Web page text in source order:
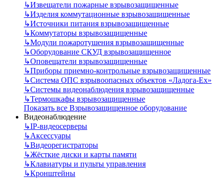
↳Извещатели пожарные взрывозащищенные
↳Изделия коммутационные взрывозащищенные
↳Источники питания взрывозащищенные
↳Коммутаторы взрывозащищенные
↳Модули пожаротушения взрывозащищенные
↳Оборудование СКУД взрывозащищенное
↳Оповещатели взрывозащищенные
↳Приборы приемно-контрольные взрывозащищенные
↳Система ОПС взрывоопасных объектов «Ладога-Ex»
↳Системы видеонаблюдения взрывозащищенные
↳Термошкафы взрывозащищенные
Показать все Взрывозащищенное оборудование
Видеонаблюдение
↳IP-видеосерверы
↳Аксессуары
↳Видеорегистраторы
↳Жёсткие диски и карты памяти
↳Клавиатуры и пульты управления
↳Кронштейны